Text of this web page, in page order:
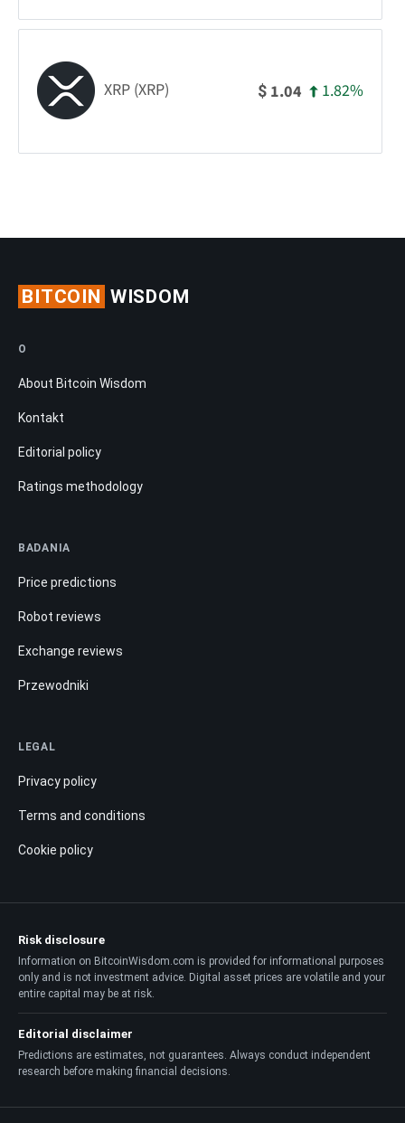
XRP (XRP) $ 1.04 1.82%
BITCOIN WISDOM
O
About Bitcoin Wisdom
Kontakt
Editorial policy
Ratings methodology
BADANIA
Price predictions
Robot reviews
Exchange reviews
Przewodniki
LEGAL
Privacy policy
Terms and conditions
Cookie policy
Risk disclosure
Information on BitcoinWisdom.com is provided for informational purposes
only and is not investment advice. Digital asset prices are volatile and your
entire capital may be at risk.
Editorial disclaimer
Predictions are estimates, not guarantees. Always conduct independent
research before making financial decisions.